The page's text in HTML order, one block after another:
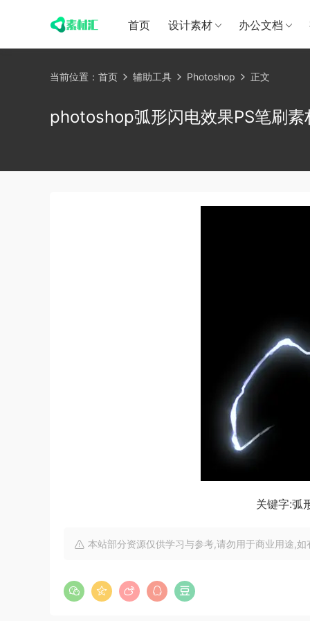
首页 设计素材 办公文档
当前位置： 首页 辅助工具 Photoshop 正文
photoshop弧形闪电效果PS笔刷素
关键字:弧
本站部分资源仅供学习与参考,请勿用于商业用途,